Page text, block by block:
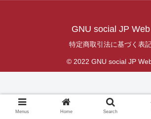
GNU social JP Web
特定商取引法に基づく表
© 2022 GNU social JP
Menus Home Search